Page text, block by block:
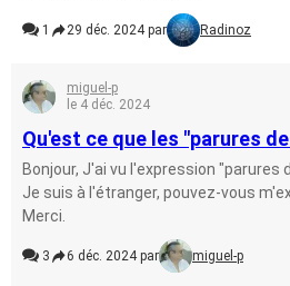
1 29 déc. 2024 par Radinoz
miguel-p
le 4 déc. 2024
Qu'est ce que les "parures
Bonjour, J'ai vu l'expression "parures
Je suis à l'étranger, pouvez-vous
Merci.
3 6 déc. 2024 par miguel-p